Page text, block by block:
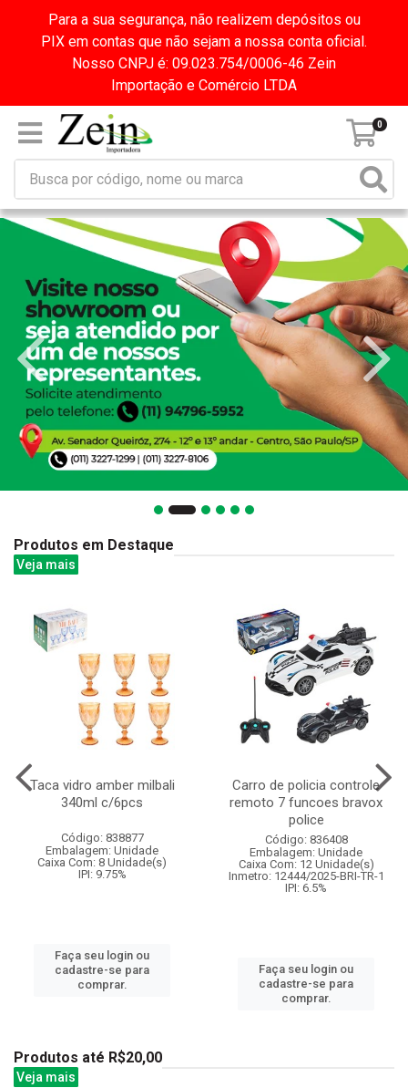
Para a sua segurança, não realizem depósitos ou
PIX em contas que não sejam a nossa conta oficial.
Nosso CNPJ é: 09.023.754/0006-46 Zein
Importação e Comércio LTDA
0
Produtos em Destaque
Veja mais
Taca vidro amber milbali
340ml c/6pcs
Código: 838877
Embalagem: Unidade
Caixa Com: 8 Unidade(s)
IPI: 9.75%
Faça seu login ou
cadastre-se para
comprar.
Carro de policia controle
remoto 7 funcoes bravox
police
Código: 836408
Embalagem: Unidade
Caixa Com: 12 Unidade(s)
Inmetro: 12444/2025-BRI-TR-1
IPI: 6.5%
Faça seu login ou
cadastre-se para
comprar.
Produtos até R$20,00
Veja mais